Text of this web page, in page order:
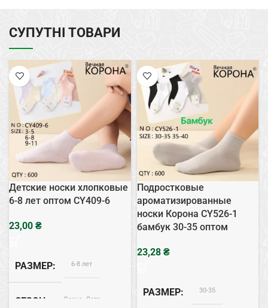
СУПУТНІ ТОВАРИ
Детские носки хлопковые
6-8 лет оптом CY409-6
₴
РАЗМЕР 6-8 лет
СЕЗОН Весна, Лето
Подростковые
ароматизированные
носки Корона CY526-1
бамбук 30-35 оптом
₴
РАЗМЕР 30-35